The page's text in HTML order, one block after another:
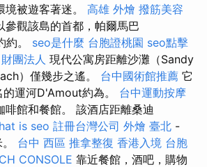
被遊客著迷。 高雄 外燴 撥筋美容
參觀該島的首都，帕爾馬巴
約。 seo是什麼 台胞證桃園 seo點擊
團法人 現代公寓房距離沙灘（Sandy
）僅幾步之遙。 台中國術館推薦 它
運河D'Amout約為。 台中運動按摩
啡館和餐館。 該酒店距離桑迪
is seo 註冊台灣公司 外燴 臺北 -
台中 西區 推拿整復 香港入境 台胞
CONSOLE 靠近餐館，酒吧，購物